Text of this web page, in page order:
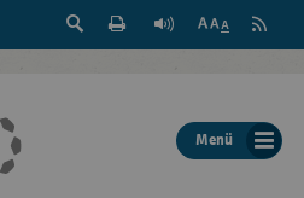
Suche
der
Seite
Feed
Menü